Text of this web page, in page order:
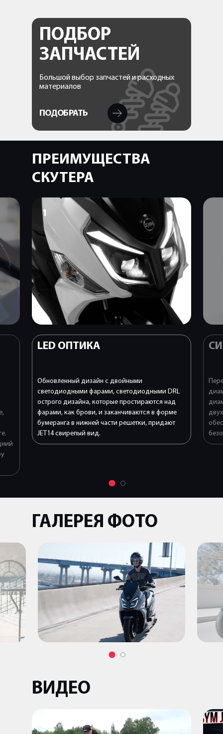
ПОДБОР
ЗАПЧАСТЕЙ
Большой выбор запчастей и расходных
материалов
ПОДОБРАТЬ
ПРЕИМУЩЕСТВА
СКУТЕРА
1
LED ОПТИКА
Обновленный дизайн с двойными
светодиодными фарами, светодиодными DRL
острого дизайна, которые простираются над
фарами, как брови, и заканчиваются в форме
бумеранга в нижней части решетки, придают
JET14 свирепый вид.
ГАЛЕРЕЯ ФОТО
ВИДЕО